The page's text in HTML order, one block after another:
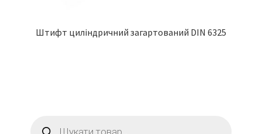
Штифт циліндричний загартований DIN 6325
товарів